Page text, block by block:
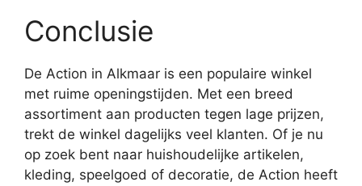
Conclusie
De Action in Alkmaar is een populaire winkel
met ruime openingstijden. Met een breed
assortiment aan producten tegen lage prijzen,
trekt de winkel dagelijks veel klanten. Of je nu
op zoek bent naar huishoudelijke artikelen,
kleding, speelgoed of decoratie, de Action heeft